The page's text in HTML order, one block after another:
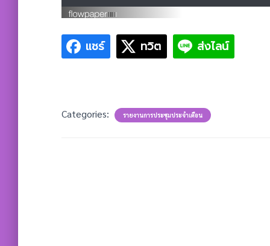
แชร์ ทวิต ส่งไลน์
Categories: รายงานการประชุมประจำเดือน